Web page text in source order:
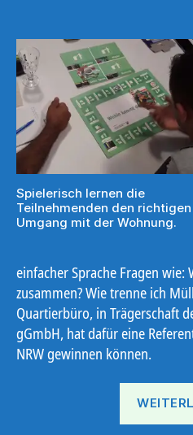
Spielerisch lernen die
Teilnehmenden den richtigen
Umgang mit der Wohnung.
einfacher Sprache Fragen wie:
zusammen? Wie trenne ich
Quartierbüro, in Trägerschaft
gGmbH, hat dafür eine
NRW gewinnen können.